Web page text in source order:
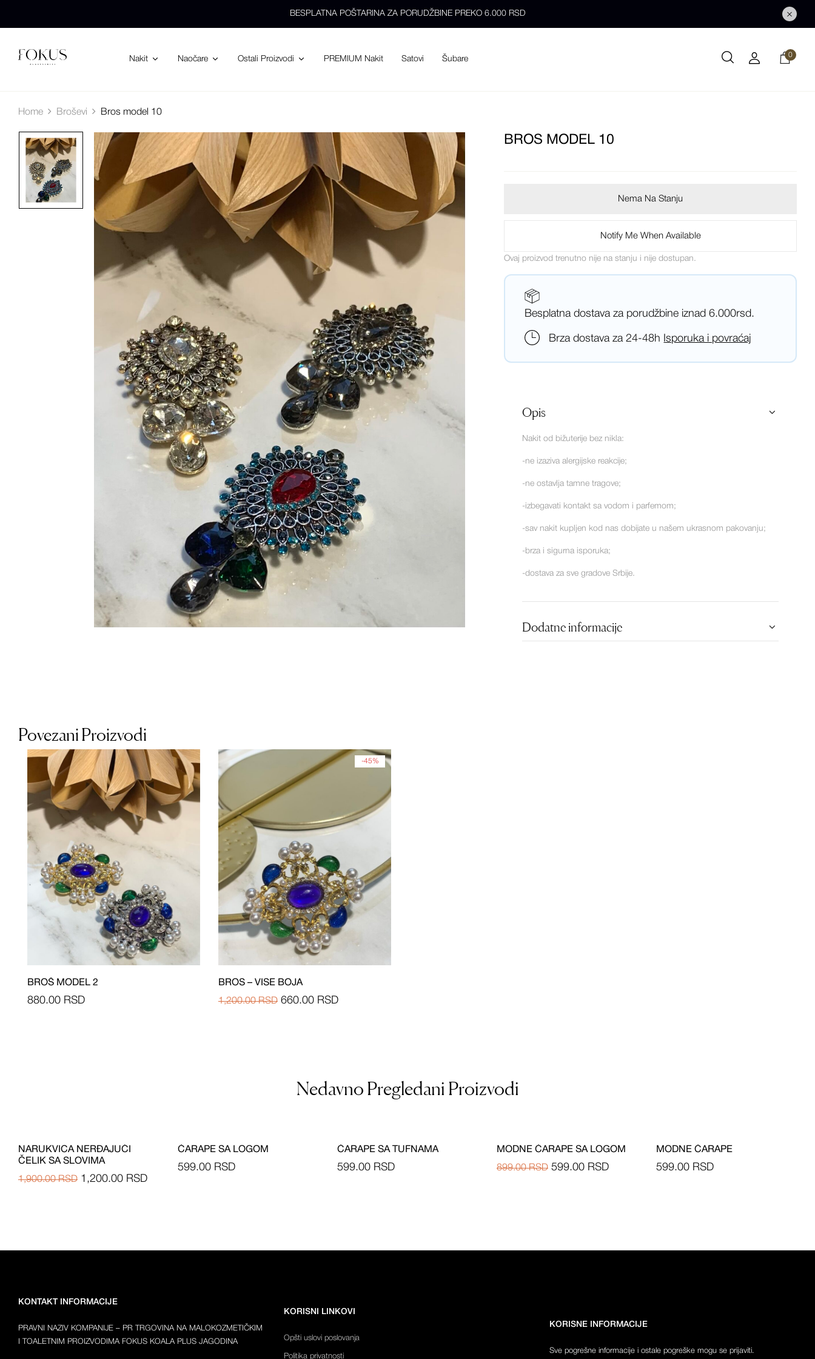
BESPLATNA POŠTARINA ZA PORUDŽBINE PREKO 6.000 RSD
Nakit Naočare Ostali Proizvodi PREMIUM Nakit Satovi Šubare
0
Home Broševi Bros model 10
BROS MODEL 10
Nema Na Stanju
Notify Me When Available
Ovaj proizvod trenutno nije na stanju i nije dostupan.
Besplatna dostava za porudžbine iznad 6.000rsd.
Brza dostava za 24-48h Isporuka i povraćaj
Opis
Nakit od bižuterije bez nikla:
-ne izaziva alergijske reakcije;
-ne ostavlja tamne tragove;
-izbegavati kontakt sa vodom i parfemom;
-sav nakit kupljen kod nas dobijate u našem ukrasnom pakovanju;
-brza i sigurna isporuka;
-dostava za sve gradove Srbije.
Dodatne informacije
Povezani Proizvodi
BROŠ MODEL 2
880.00 RSD
-45%
BROS – VISE BOJA
1,200.00RSD 660.00 RSD
Nedavno Pregledani Proizvodi
NARUKVICA NERĐAJUĆI
ČELIK SA SLOVIMA
1,900.00RSD 1,200.00 RSD
ČARAPE SA LOGOM
599.00 RSD
ČARAPE SA TUFNAMA
599.00 RSD
MODNE ČARAPE SA LOGOM
899.00RSD 599.00 RSD
MODNE ČARAPE
599.00 RSD
KONTAKT INFORMACIJE
PRAVNI NAZIV KOMPANIJE – PR TRGOVINA NA MALOKOZMETIČKIM
I TOALETNIM PROIZVODIMA FOKUS KOALA PLUS JAGODINA
KORISNI LINKOVI
Opšti uslovi poslovanja
Politika privatnosti
KORISNE INFORMACIJE
Sve pogrešne informacije i ostale pogreške mogu se prijaviti.